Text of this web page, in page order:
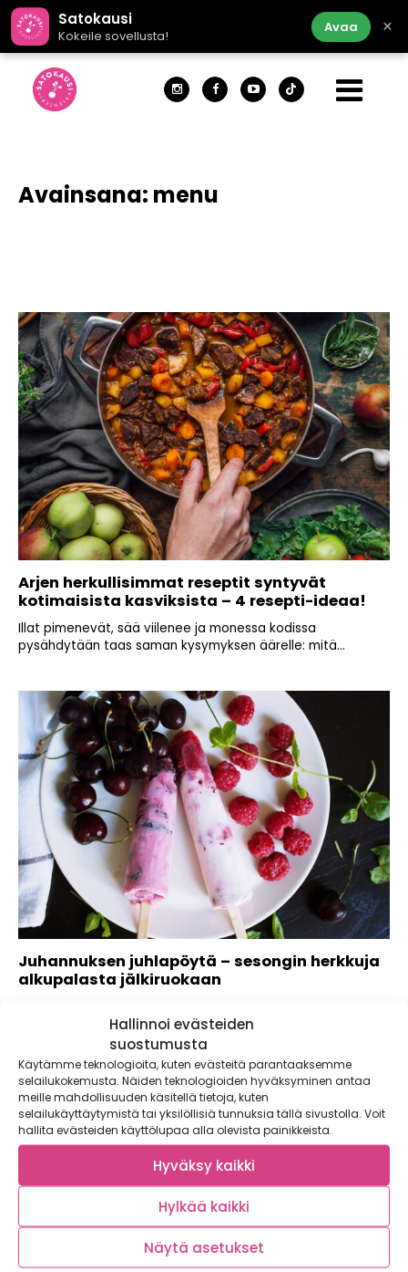
Hallinnoi evästeiden
suostumusta
Käytämme teknologioita, kuten evästeitä parantaaksemme
selailukokemusta. Näiden teknologioiden hyväksyminen antaa
meille mahdollisuuden käsitellä tietoja, kuten
selailukäyttäytymistä tai yksilöllisiä tunnuksia tällä sivustolla. Voit
hallita evästeiden käyttölupaa alla olevista painikkeista.
Hyväksy kaikki
Hylkää kaikki
Näytä asetukset
Satokausi
Kokeile sovellusta!
Avaa ×
Avainsana: menu
Arjen herkullisimmat reseptit syntyvät
kotimaisista kasviksista – 4 resepti-ideaa!
Illat pimenevät, sää viilenee ja monessa kodissa
pysähdytään taas saman kysymyksen äärelle: mitä...
Juhannuksen juhlapöytä – sesongin herkkuja
alkupalasta jälkiruokaan
kokoaa ystävät ja perheen yhteisen...